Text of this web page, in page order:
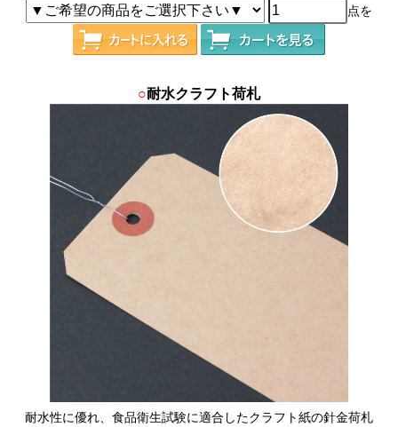
点を
○耐水クラフト荷札
耐水性に優れ、食品衛生試験に適合したクラフト紙の針金荷札